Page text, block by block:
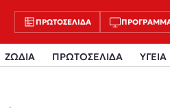
ΠΡΩΤΟΣΈΛΙΔΑ
ΖΩΔΙΑ ΠΡΩΤΟΣΕΛΙΔΑ ΥΓΕΙΑ